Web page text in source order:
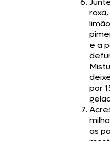
e a
por
as